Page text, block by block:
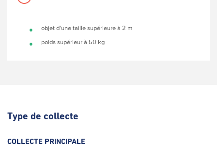
objet d'une taille supérieure à 2 m
poids supérieur à 50 kg
Type de collecte
COLLECTE PRINCIPALE